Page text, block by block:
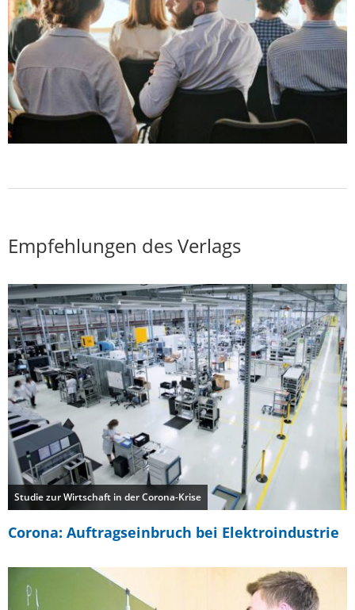
Empfehlungen des Verlags
Studie zur Wirtschaft in der Corona-Krise
Corona: Auftragseinbruch bei Elektroindustrie